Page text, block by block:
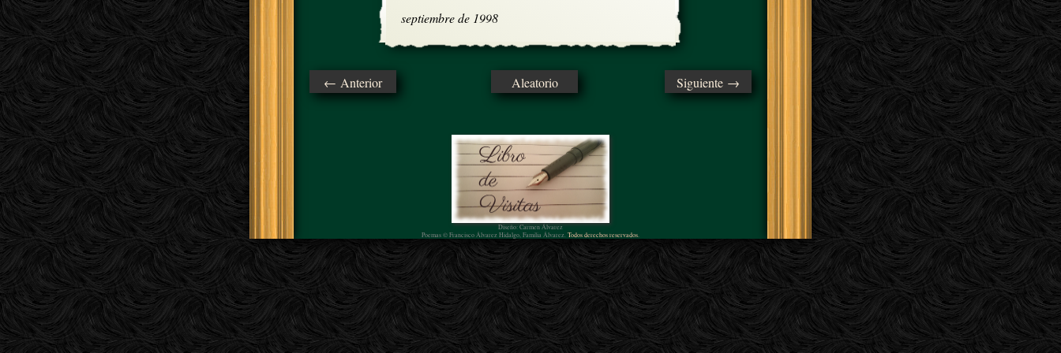
septiembre de 1998
← Anterior Aleatorio Siguiente →
Diseño: Carmen Álvarez
Poemas © Francisco Álvarez Hidalgo, Familia Álvarez. Todos derechos reservados.